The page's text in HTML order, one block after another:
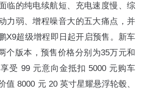
临的纯电续航短、充电速度慢、综
力弱、增程噪音大的五大痛点，并
X9超级增程即日起开启预售。新车
个版本，预售价格分别为35万元和
受 99 元意向金抵扣 5000 元购车
值 8000 元 20 英寸星耀悬浮轮毂、